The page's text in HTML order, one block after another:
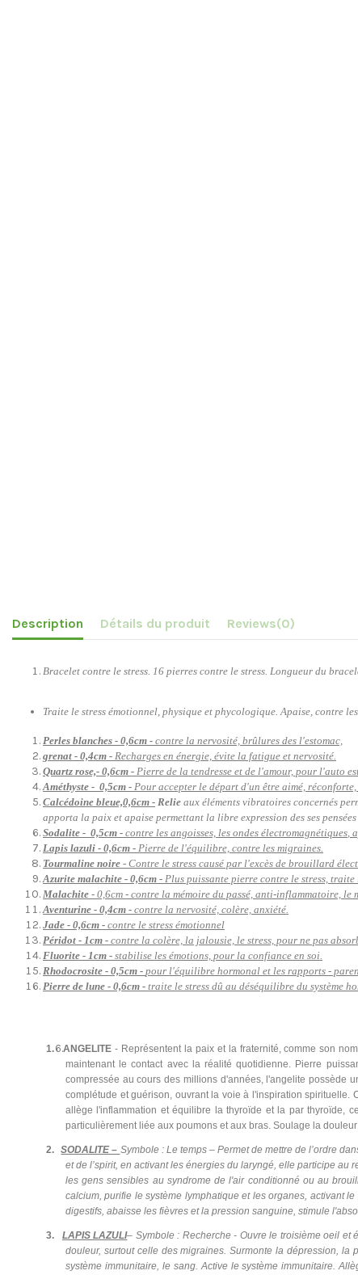
Description Détails du produit Reviews(0)
Bracelet contre le stress. 16 pierres contre le stress. Longueur du
Traite le stress émotionnel, physique et phycologique . Apaise, contre
Perles blanches - 0,6cm - contre la nervosité, brûlures des l'estomac,
grenat - 0,4cm - Recharges en énergie, évite la fatigue et nervosité.
Quartz rose,- 0,6cm - Pierre de la tendresse et de l'amour, pour l'auto
Améthyste - 0,5cm - Pour accepter le départ d'un être aimé,
Calcédoine bleue,0,6cm - Relie aux éléments vibratoires concernés
apporta la paix et apaise permettant la libre expression des ses
Sodalite - 0,5cm - contre les angoisses, les ondes électromagnétiques ,
Lapis lazuli - 0,6cm - Pierre de l'équilibre, contre les migraines.
Tourmaline noire - Contre le stress causé par l'excès de brouillard
Azurite malachite - 0,6cm - Plus puissante pierre contre le stress,
Malachite - 0,6cm - contre la mémoire du passé, anti-inflammatoire, le
Aventurine - 0,4cm - contre la nervosité, colère, anxiété
Jade - 0,6cm - contre le stress émotionnel
Péridot - 1cm - contre la colère, la jalousie, le stress, pour ne pas
Fluorite - 1cm - stabilise les émotions, pour la confiance en soi.
Rhodocrosite - 0,5cm - pour l'équilibre hormonal et les rapports -
Pierre de lune - 0,6cm - traite le stress dû au déséquilibre du système
1. ANGELITE - Représentent la paix et la fraternité, comme son
maintenant le contact avec la réalité quotidienne. Pierre
compressée au cours des millions d'années, l'angelite possède
complétude et guérison, ouvrant la voie à l'inspiration
allège l'inflammation et équilibre la thyroïde et la par thyroïde,
particulièrement liée aux poumons et aux bras. Soulage la
2. SODALITE – Symbole : Le temps – Permet de mettre de l’ordre
et de l’spirit, en activant les énergies du laryngé, elle participe
les gens sensibles au syndrome de l'air conditionné ou au
calcium, purifie le système lymphatique et les organes, activant
digestifs, abaisse les fièvres et la pression sanguine, stimule
3. LAPIS LAZULI– Symbole : Recherche - Ouvre le troisième oeil
douleur, surtout celle des migraines. Surmonte la dépression,
système immunitaire, le sang. Active le système immunitaire.